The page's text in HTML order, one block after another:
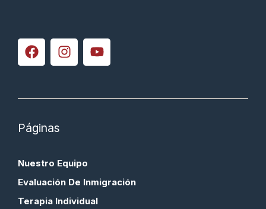
Páginas
Nuestro Equipo
Evaluación De Inmigración
Terapia Individual